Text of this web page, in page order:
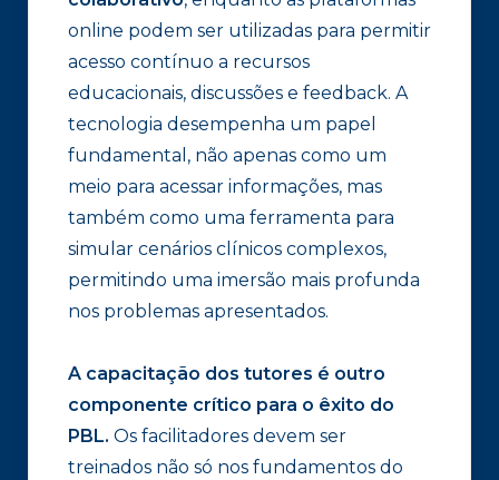
online podem ser utilizadas para permitir
acesso contínuo a recursos
educacionais, discussões e feedback. A
tecnologia desempenha um papel
fundamental, não apenas como um
meio para acessar informações, mas
também como uma ferramenta para
simular cenários clínicos complexos,
permitindo uma imersão mais profunda
nos problemas apresentados.
A capacitação dos tutores é outro
componente crítico para o êxito do
PBL. Os facilitadores devem ser
treinados não só nos fundamentos do